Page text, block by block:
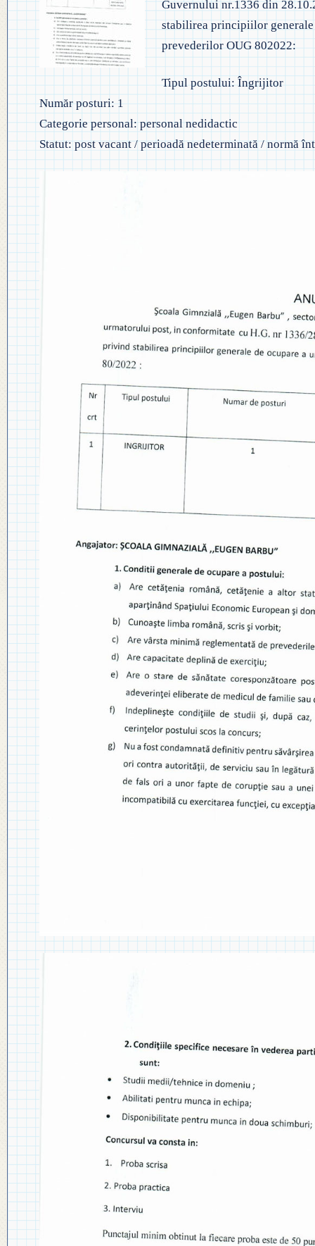
◎ ACHIZIȚII
◎ DOCUMENTE UTILE
◎ REGULAMENT ORGANIZARE
◎ FIȘĂ EVALUARE PERSONAL
◎ 2025
◎ 2020
◎ 2019
◎ PLAN DE DEZVOLTARE
INSTITUȚIONALĂ
◎ GHID ÎNVĂȚĂMÂNT
◎ CRITERII DE DEPARTAJARE
◎ ORDIN PRIVIND ÎNSCRIEREA
PREȘCOLAR 2025-2026
◎
◎ ORDIN
◎
Guvernului nr.1336 din
stabilirea principiilor generale
prevederilor OUG 802022:
Tipul postului: Îngrijitor
Număr posturi: 1
Categorie personal: personal nedidactic
Statut: post vacant / perioadă nedeterminată / normă